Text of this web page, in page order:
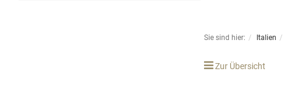
Sie sind hier: Italien
Zur Übersicht